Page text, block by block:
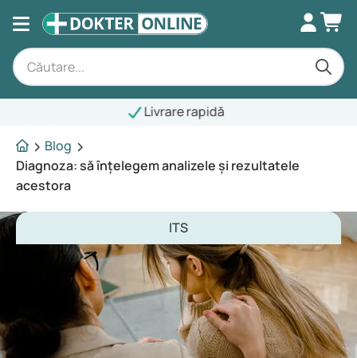
Blog
Diagnoza: să înțelegem analizele și rezultatele
acestora
ITS